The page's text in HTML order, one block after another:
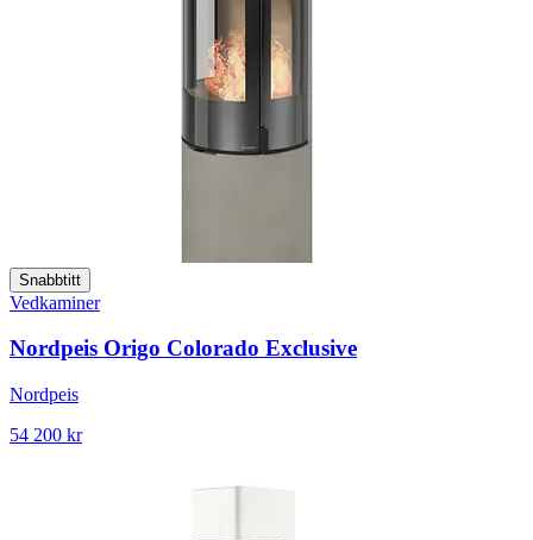
Snabbtitt
Vedkaminer
Nordpeis Origo Colorado Exclusive
Nordpeis
54 200 kr